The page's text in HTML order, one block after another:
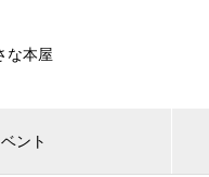
な本屋
ント